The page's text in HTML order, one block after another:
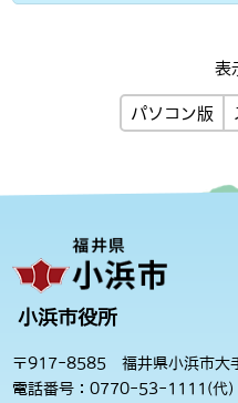
表
パソコン版
小浜市役所
〒917-8585 福井県小浜市大
電話番号：0770-53-1111(代